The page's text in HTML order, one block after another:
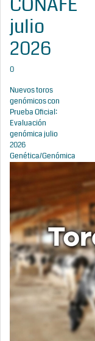
julio
2026
0
Nuevos toros
genómicos con
Prueba Oficial:
Evaluación
genómica julio
2026
Genética/Genómica